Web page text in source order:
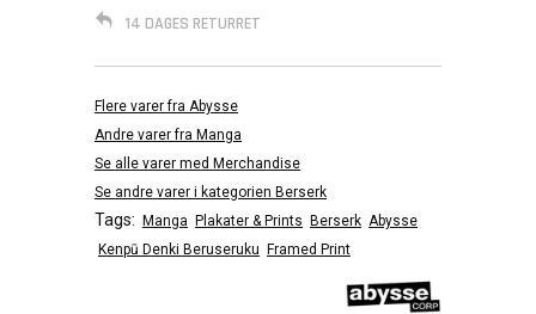
14 DAGES RETURRET
Flere varer fra Abysse
Andre varer fra Manga
Se alle varer med Merchandise
Se andre varer i kategorien Berserk
Tags: Manga Plakater & Prints Berserk Abysse
Kenpū Denki Beruseruku
Framed Print